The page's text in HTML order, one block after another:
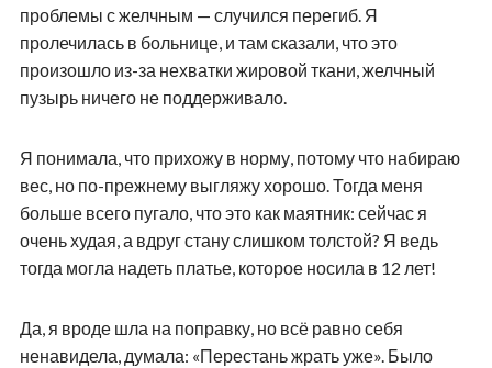
проблемы с желчным — случился перегиб. Я
пролечилась в больнице, и там сказали, что это
произошло из-за нехватки жировой ткани, желчный
пузырь ничего не поддерживало.
Я понимала, что прихожу в норму, потому что набираю
вес, но по-прежнему выгляжу хорошо. Тогда меня
больше всего пугало, что это как маятник: сейчас я
очень худая, а вдруг стану слишком толстой? Я ведь
тогда могла надеть платье, которое носила в 12 лет!
Да, я вроде шла на поправку, но всё равно себя
ненавидела, думала: «Перестань жрать уже». Было